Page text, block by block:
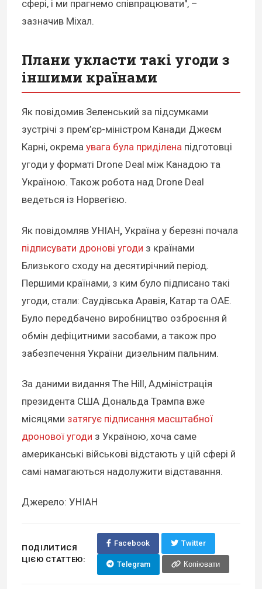
сфері, і ми прагнемо співпрацювати", –
зазначив Міхал.
Плани укласти такі угоди з
іншими країнами
Як повідомив Зеленський за підсумками
зустрічі з прем’єр-міністром Канади Джеєм
Карні, окрема увага була приділена підготовці
угоди у форматі Drone Deal між Канадою та
Україною. Також робота над Drone Deal
ведеться із Норвегією.
Як повідомляв УНІАН, Україна у березні почала
підписувати дронові угоди з країнами
Близького сходу на десятирічний період.
Першими країнами, з ким було підписано такі
угоди, стали: Саудівська Аравія, Катар та ОАЕ.
Було передбачено виробництво озброєння й
обмін дефіцитними засобами, а також про
забезпечення України дизельним пальним.
За даними видання The Hill, Адміністрація
президента США Дональда Трампа вже
місяцями затягує підписання масштабної
дронової угоди з Україною, хоча саме
американські військові відстають у цій сфері й
самі намагаються надолужити відставання.
Джерело: УНІАН
ПОДІЛИТИСЯ
ЦІЄЮ СТАТТЕЮ:
Facebook Twitter
Telegram Копіювати